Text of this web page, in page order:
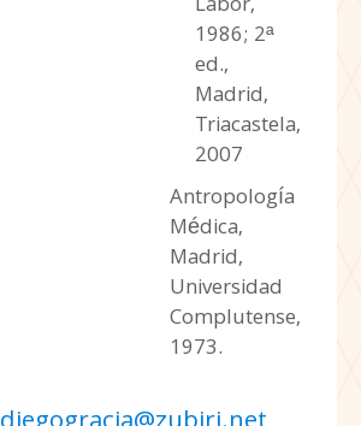
1986; 2ª
ed.,
Madrid,
Triacastela,
2007
Antropología
Médica,
Madrid,
Universidad
Complutense,
1973.